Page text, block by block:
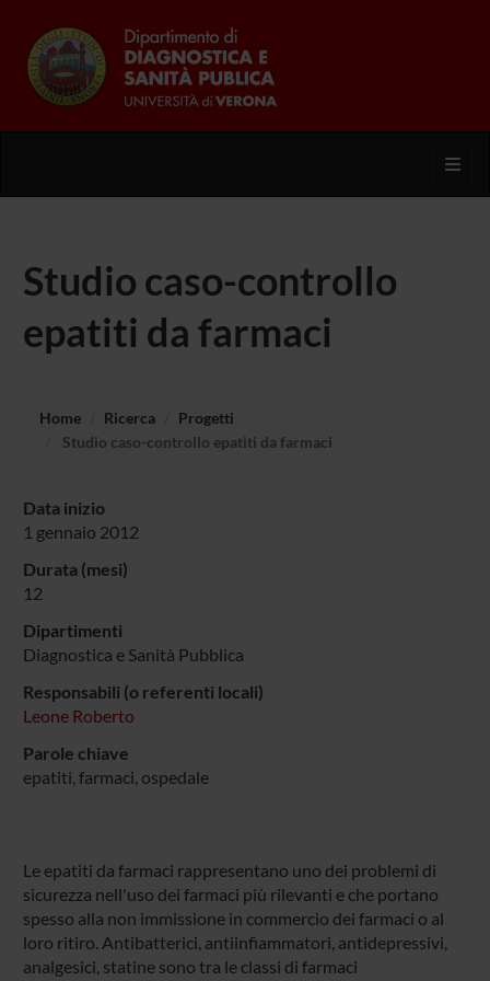
Studio caso-controllo
epatiti da farmaci
Home Ricerca
Progetti
Studio caso-controllo epatiti da farmaci
Data inizio
1 gennaio 2012
Durata (mesi)
12
Dipartimenti
Diagnostica e Sanità Pubblica
Responsabili (o referenti locali)
Leone Roberto
Parole chiave
epatiti, farmaci, ospedale
Le epatiti da farmaci rappresentano uno dei problemi di
sicurezza nell'uso dei farmaci più rilevanti e che portano
spesso alla non immissione in commercio dei farmaci o al
loro ritiro. Antibatterici, antiinfiammatori, antidepressivi,
analgesici, statine sono tra le classi di farmaci